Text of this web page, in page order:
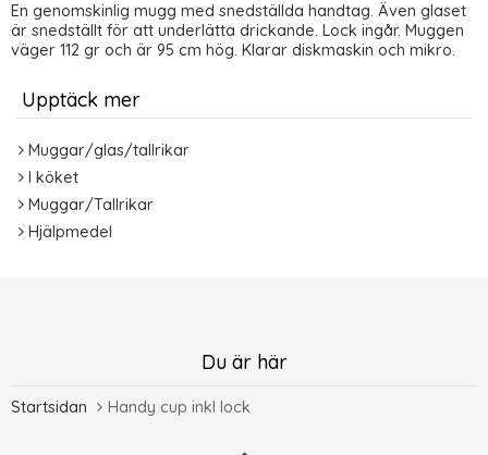
En genomskinlig mugg med snedställda handtag. Även glaset
är snedställt för att underlätta drickande. Lock ingår. Muggen
väger 112 gr och är 95 cm hög. Klarar diskmaskin och mikro.
Upptäck mer
Muggar/glas/tallrikar
I köket
Muggar/Tallrikar
Hjälpmedel
Du är här
Startsidan Handy cup inkl lock